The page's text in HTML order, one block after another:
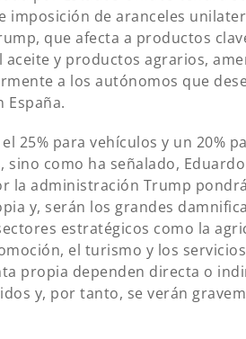
imposición de aranceles
que afecta a productos
y productos agrarios,
a los autónomos que
España.
25% para vehículos y un 20%
como ha señalado,
la administración Trump
y, serán los grandes
estratégicos como la
el turismo y los
propia dependen directa o
y, por tanto, se verán